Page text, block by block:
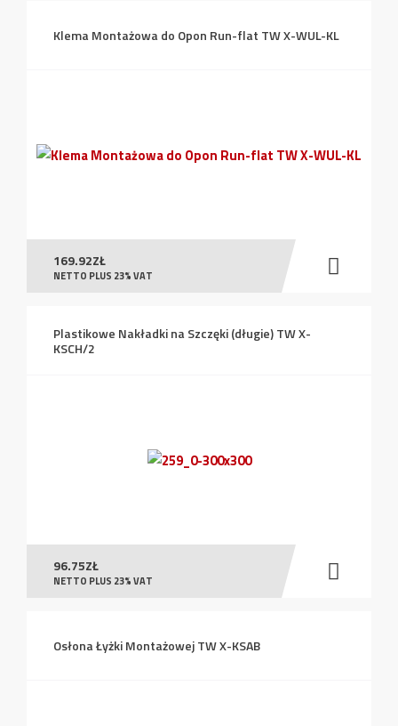
Klema Montażowa do Opon Run-flat TW X-WUL-KL
169.92ZŁ
NETTO PLUS 23% VAT
Plastikowe Nakładki na Szczęki (długie) TW X-
KSCH/2
96.75ZŁ
NETTO PLUS 23% VAT
Osłona Łyżki Montażowej TW X-KSAB